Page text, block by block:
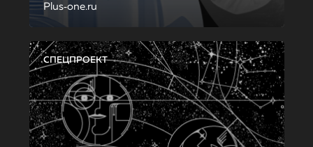
Plus‑one.ru
СПЕЦПРОЕКТ